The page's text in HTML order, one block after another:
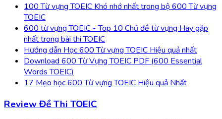
100 Từ vựng TOEIC Khó nhớ nhất trong bộ 600 Từ vựng
TOEIC
600 từ vựng TOEIC - Top 10 Chủ đề từ vựng Hay gặp
nhất trong bài thi TOEIC
Hướng dẫn Học 600 Từ vựng TOEIC Hiệu quả nhất
Download 600 Từ Vựng TOEIC PDF (600 Essential
Words TOEIC)
17 Mẹo học 600 Từ vựng TOEIC Hiệu quả Nhất
Review Đề Thi TOEIC